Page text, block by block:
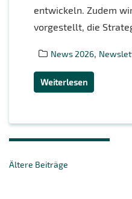
entwickeln. Zudem
vorgestellt, die
News 2026,
Weiterlesen
Ältere Beiträge